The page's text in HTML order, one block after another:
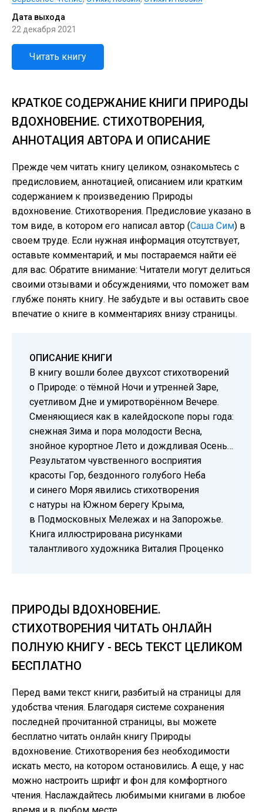
Дата выхода
22 декабря 2021
Читать книгу
КРАТКОЕ СОДЕРЖАНИЕ КНИГИ ПРИРОДЫ
ВДОХНОВЕНИЕ. СТИХОТВОРЕНИЯ,
АННОТАЦИЯ АВТОРА И ОПИСАНИЕ
Прежде чем читать книгу целиком, ознакомьтесь с
предисловием, аннотацией, описанием или кратким
содержанием к произведению Природы
вдохновение. Стихотворения. Предисловие указано в
том виде, в котором его написал автор (Саша Сим) в
своем труде. Если нужная информация отсутствует,
оставьте комментарий, и мы постараемся найти её
для вас. Обратите внимание: Читатели могут делиться
своими отзывами и обсуждениями, что поможет вам
глубже понять книгу. Не забудьте и вы оставить свое
впечатие о книге в комментариях внизу страницы.
ОПИСАНИЕ КНИГИ
В книгу вошли более двухсот стихотворений
о Природе: о тёмной Ночи и утренней Заре,
суетливом Дне и умиротворённом Вечере.
Сменяющиеся как в калейдоскопе поры года:
снежная Зима и пора молодости Весна,
знойное курортное Лето и дождливая Осень…
Результатом чувственного восприятия
красоты Гор, бездонного голубого Неба
и синего Моря явились стихотворения
с натуры на Южном берегу Крыма,
в Подмосковных Мележах и на Запорожье.
Книга иллюстрирована рисунками
талантливого художника Виталия Проценко
ПРИРОДЫ ВДОХНОВЕНИЕ.
СТИХОТВОРЕНИЯ ЧИТАТЬ ОНЛАЙН
ПОЛНУЮ КНИГУ - ВЕСЬ ТЕКСТ ЦЕЛИКОМ
БЕСПЛАТНО
Перед вами текст книги, разбитый на страницы для
удобства чтения. Благодаря системе сохранения
последней прочитанной страницы, вы можете
бесплатно читать онлайн книгу Природы
вдохновение. Стихотворения без необходимости
искать место, на котором остановились. А еще, у нас
можно настроить шрифт и фон для комфортного
чтения. Наслаждайтесь любимыми книгами в любое